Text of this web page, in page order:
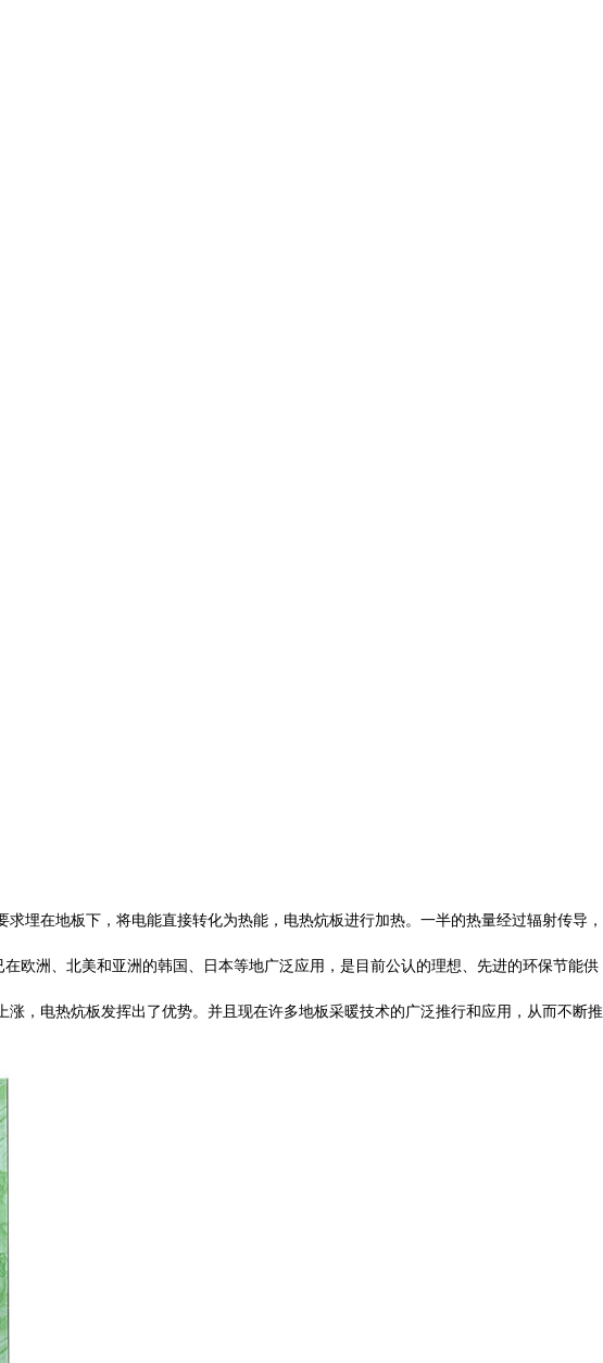
求埋在地板下，将电能直接转化为热能，电热炕板进行加热。一半的热量经过辐射传导，
洲、北美和亚洲的韩国、日本等地广泛应用，是目前公认的理想、先进的环保节能供
电热炕板发挥出了优势。并且现在许多地板采暖技术的广泛推行和应用，从而不断推